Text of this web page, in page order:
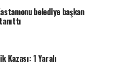
serginin aynı zamanda
Üniversitesi Ahmet Yesevi
belediye başkan
Kazası: 1 Yaralı